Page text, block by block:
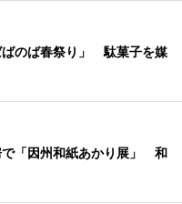
ばのば春祭り」 駄菓子を媒
で「因州和紙あかり展」 和